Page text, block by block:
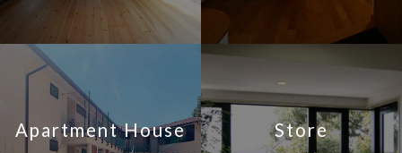
Apartment House Store